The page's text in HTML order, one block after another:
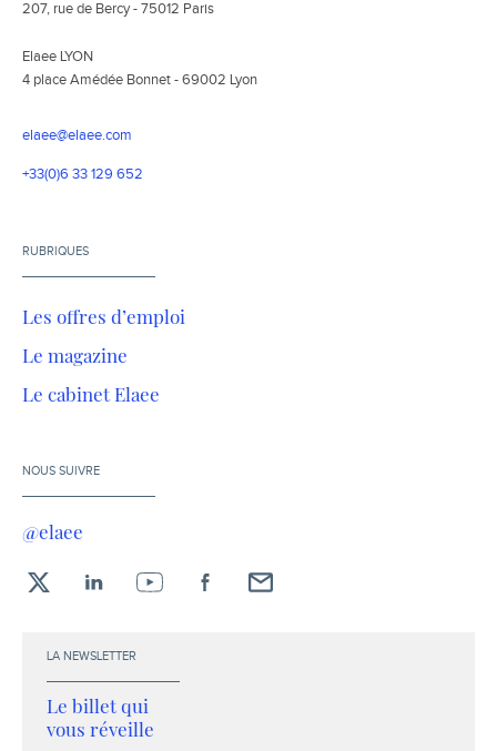
207, rue de Bercy - 75012 Paris
Elaee LYON
4 place Amédée Bonnet - 69002 Lyon
elaee@elaee.com
+33(0)6 33 129 652
RUBRIQUES
Les offres d’emploi
Le magazine
Le cabinet Elaee
NOUS SUIVRE
@elaee
LA NEWSLETTER
Le billet qui
vous réveille